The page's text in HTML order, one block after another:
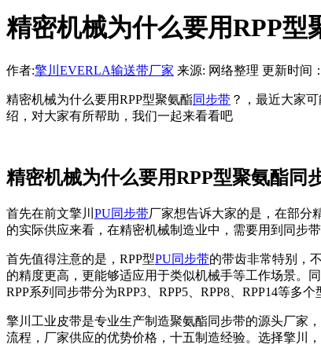
精密机械为什么要用RPP型
作者:擎川EVERLA输送带厂家 来源: 网络整理 更新时间
精密机械为什么要用RPP型聚氨酯同步带 ？，最近大家
绍，对大家有所帮助，我们一起来看看吧
精密机械为什么要用RPP型聚氨酯同
首先在前文擎川 PU同步带厂家想告诉大家的是，在部分
的实际供应来看，在精密机械制造业中，需要用到同步
首先值得注意的是，RPP型PU同步带的带齿非常特别，
的精度更高，更能够适应用于类似机械手等工作场景。
RPP系列同步带分为RPP3、RPP5、RPP8、RPP14等多个
擎川工业皮带是专业生产制造聚氨酯同步带的源头厂家
流程，厂家供应的优势价格，十五制造经验。选择擎川